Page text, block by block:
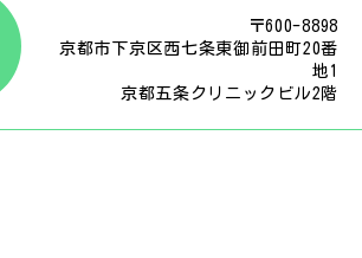
〒600-8898
京都市下京区西七条東御前田町20番
地1
京都五条クリニックビル2階